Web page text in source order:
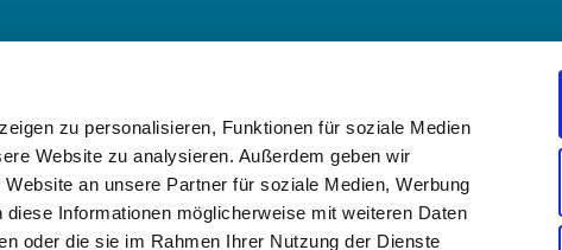
zu personalisieren, Funktionen für soziale Medien
Website zu analysieren. Außerdem geben wir
an unsere Partner für soziale Medien, Werbung
Informationen möglicherweise mit weiteren Daten
oder die sie im Rahmen Ihrer Nutzung der Dienste